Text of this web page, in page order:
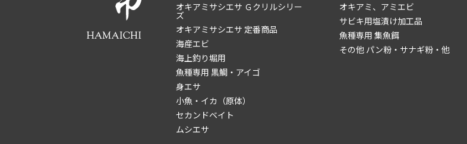
オキアミサシエサ Ｇクリルシリー
ズ
オキアミサシエサ 定番商品
海産エビ
海上釣り堀用
魚種専用 黒鯛・アイゴ
身エサ
小魚・イカ（原体）
セカンドベイト
ムシエサ
オキアミ、アミエビ
サビキ用塩漬け加工品
魚種専用 集魚餌
その他 パン粉・サナギ粉・他